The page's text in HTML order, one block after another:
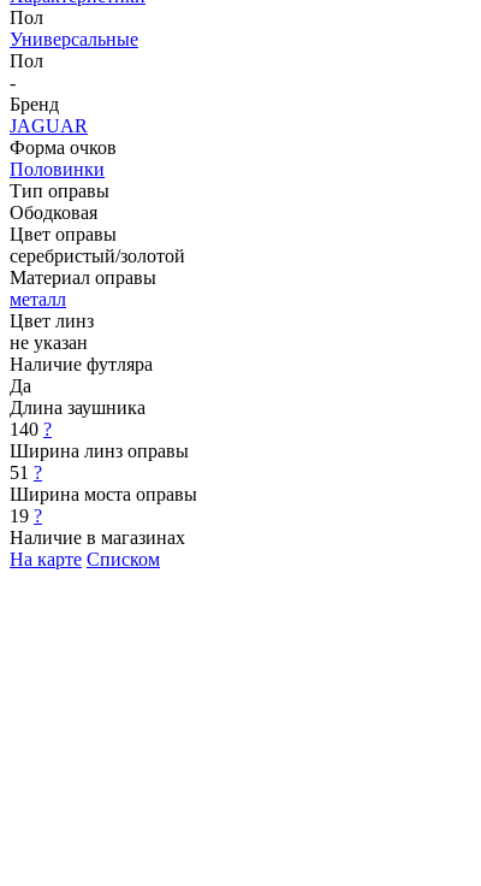
Пол
Универсальные
Пол
-
Бренд
JAGUAR
Форма очков
Половинки
Тип оправы
Ободковая
Цвет оправы
серебристый/золотой
Материал оправы
металл
Цвет линз
не указан
Наличие футляра
Да
Длина заушника
140 ?
Ширина линз оправы
51 ?
Ширина моста оправы
19 ?
Наличие в магазинах
На карте Списком